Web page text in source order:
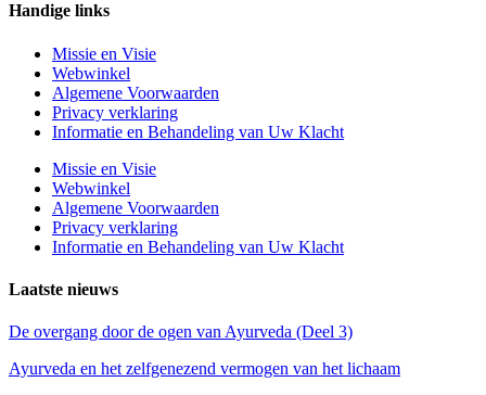
Handige links
Missie en Visie
Webwinkel
Algemene Voorwaarden
Privacy verklaring
Informatie en Behandeling van Uw Klacht
Missie en Visie
Webwinkel
Algemene Voorwaarden
Privacy verklaring
Informatie en Behandeling van Uw Klacht
Laatste nieuws
De overgang door de ogen van Ayurveda (Deel 3)
Ayurveda en het zelfgenezend vermogen van het lichaam